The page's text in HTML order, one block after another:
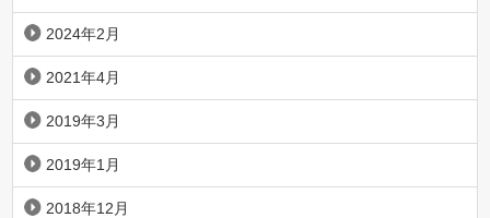
2024年2月
2021年4月
2019年3月
2019年1月
2018年12月